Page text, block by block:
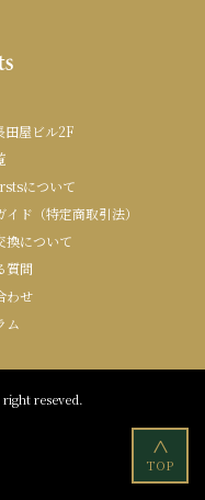
田屋ビル2F
について
イド（特定商取引法）
換について
質問
わせ
ム
reseved.
<
TOP